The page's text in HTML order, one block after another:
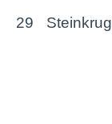
29 Steinkrug